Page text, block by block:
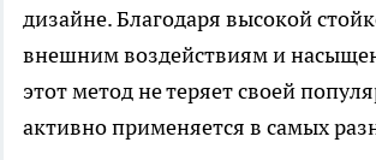
дизайне. Благодаря высокой
внешним воздействиям и
этот метод не теряет своей
активно применяется в самых